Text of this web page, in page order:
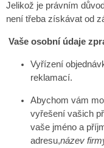
Jelikož je právním
není třeba získávat od
Vaše osobní údaje
Vyřízení
reklamací.
Abychom vám
vyřešení vašich
vaše jméno a
adresu,název